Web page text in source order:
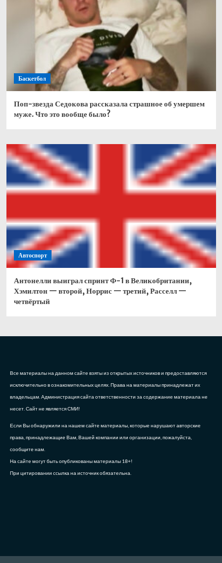
Баскетбол
Поп-звезда Седокова рассказала страшное об умершем
муже. Что это вообще было?
Автоспорт
Антонелли выиграл спринт Ф-1 в Великобритании,
Хэмилтон — второй, Норрис — третий, Расселл —
четвёртый
Все материалы на данном сайте взяты из открытых источников и предоставляются
исключительно в ознакомительных целях. Права на материалы принадлежат их
владельцам. Администрация сайта ответственности за содержание материала не
несет. Сайт не является СМИ!
Если Вы обнаружили на нашем сайте материалы, которые нарушают авторские
права, принадлежащие Вам, Вашей компании или организации, пожалуйста,
сообщите нам.
На сайте могут быть опубликованы материалы 18+!
При цитировании ссылка на источник обязательна.